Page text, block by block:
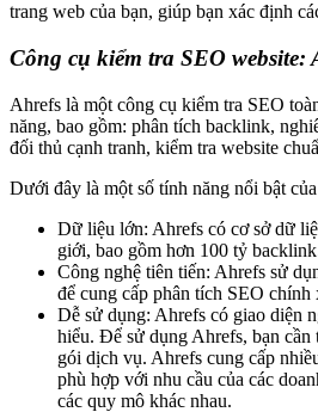
trang web của bạn, giúp bạn xác định
Công cụ kiểm tra SEO website:
Ahrefs là một công cụ kiểm tra SEO
năng, bao gồm: phân tích backlink,
đối thủ cạnh tranh, kiểm tra website
Dưới đây là một số tính năng nổi bật
Dữ liệu lớn: Ahrefs có cơ sở dữ
giới, bao gồm hơn 100 tỷ
Công nghệ tiên tiến: Ahrefs sử
để cung cấp phân tích SEO chính
Dễ sử dụng: Ahrefs có giao diện
hiểu. Để sử dụng Ahrefs, bạn cần
gói dịch vụ. Ahrefs cung cấp
phù hợp với nhu cầu của các
các quy mô khác nhau.